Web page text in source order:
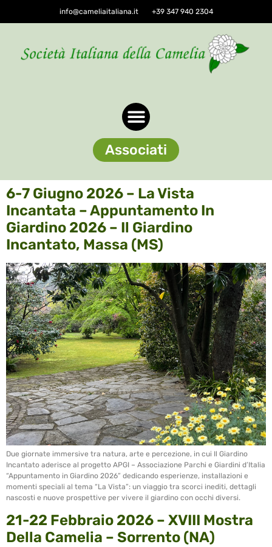
info@cameliaitaliana.it +39 347 940 2304
Associati
6-7 Giugno 2026 – La Vista
Incantata – Appuntamento In
Giardino 2026 – Il Giardino
Incantato, Massa (MS)
Due giornate immersive tra natura, arte e percezione, in cui Il Giardino
Incantato aderisce al progetto APGI – Associazione Parchi e Giardini d’Italia
“Appuntamento in Giardino 2026” dedicando esperienze, installazioni e
momenti speciali al tema “La Vista”: un viaggio tra scorci inediti, dettagli
nascosti e nuove prospettive per vivere il giardino con occhi diversi.
21-22 Febbraio 2026 – XVIII Mostra
Della Camelia – Sorrento (NA)